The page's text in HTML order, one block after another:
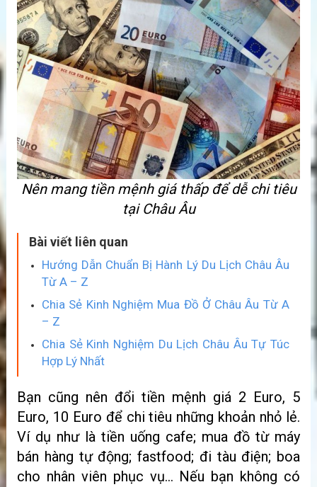
Nên mang tiền mệnh giá thấp để dễ chi tiêu
tại Châu Âu
Bài viết liên quan
Hướng Dẫn Chuẩn Bị Hành Lý Du Lịch Châu Âu
Từ A – Z
Chia Sẻ Kinh Nghiệm Mua Đồ Ở Châu Âu Từ A
– Z
Chia Sẻ Kinh Nghiệm Du Lịch Châu Âu Tự Túc
Hợp Lý Nhất
Bạn cũng nên đổi tiền mệnh giá 2 Euro, 5
Euro, 10 Euro để chi tiêu những khoản nhỏ lẻ.
Ví dụ như là tiền uống cafe; mua đồ từ máy
bán hàng tự động; fastfood; đi tàu điện; boa
cho nhân viên phục vụ… Nếu bạn không có